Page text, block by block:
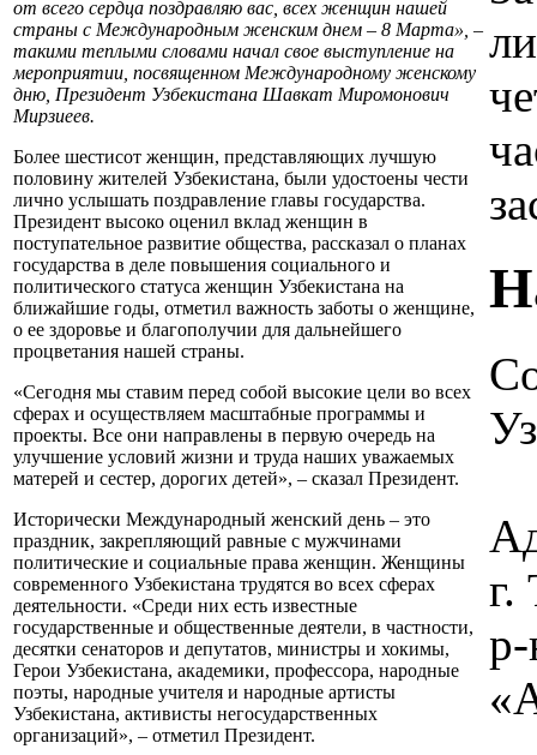
от всего сердца поздравляю вас, всех женщин нашей
страны с Международным женским днем – 8 Марта», –
такими теплыми словами начал свое выступление на
мероприятии, посвященном Международному женскому
дню, Президент Узбекистана Шавкат Миромонович
Мирзиеев.
Более шестисот женщин, представляющих лучшую
половину жителей Узбекистана, были удостоены чести
лично услышать поздравление главы государства.
Президент высоко оценил вклад женщин в
поступательное развитие общества, рассказал о планах
государства в деле повышения социального и
политического статуса женщин Узбекистана на
ближайшие годы, отметил важность заботы о женщине,
о ее здоровье и благополучии для дальнейшего
процветания нашей страны.
«Сегодня мы ставим перед собой высокие цели во всех
сферах и осуществляем масштабные программы и
проекты. Все они направлены в первую очередь на
улучшение условий жизни и труда наших уважаемых
матерей и сестер, дорогих детей», – сказал Президент.
Исторически Международный женский день – это
праздник, закрепляющий равные с мужчинами
политические и социальные права женщин. Женщины
современного Узбекистана трудятся во всех сферах
деятельности. «Среди них есть известные
государственные и общественные деятели, в частности,
десятки сенаторов и депутатов, министры и хокимы,
Герои Узбекистана, академики, профессора, народные
поэты, народные учителя и народные артисты
Узбекистана, активисты негосударственных
организаций», – отметил Президент.